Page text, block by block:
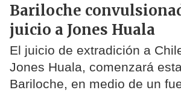
Bariloche
juicio a Jones Huala
El juicio de extradición a
Jones Huala, comenzará
Bariloche, en medio de un